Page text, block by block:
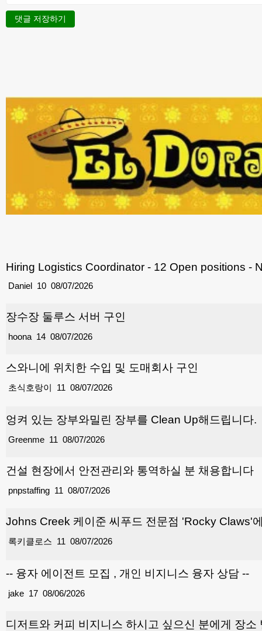
댓글 저장하기
Hiring Logistics Coordinator - 12 Open positions -
10
Daniel 08/07/2026
장수장 둘루스 서버 구인
14
hoona 08/07/2026
스와니에 위치한 수입 및 도매회사 구인
11
초식호랑이 08/07/2026
엉켜 있는 장부와밀린 장부를 Clean Up해드립니다.
11
Greenme 08/07/2026
건설 현장에서 안전관리와 통역하실 분 채용합니다
11
pnpstaffing 08/07/2026
Johns Creek 케이준 씨푸드 전문점 'Rocky Claws'
11
록키클로스 08/07/2026
-- 융자 에이전트 모집 , 개인 비지니스 융자 상담 --
17
jake 08/06/2026
디저트와 커피 비지니스 하시고 싶으신 분에게 장소